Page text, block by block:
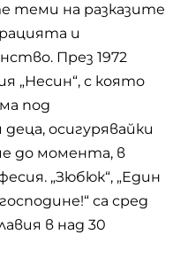
теми на разказите
и
През 1972
„Несин“, с която
под
осигурявайки
до момента, в
„Зюбюк“, „Един
са сред
в над 30